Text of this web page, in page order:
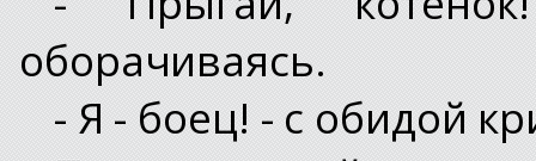
оборачиваясь.
- Я - боец! - с обидой